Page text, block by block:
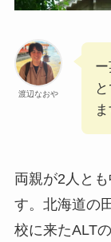
渡辺なおや
両親が2人と
す。北海道の
校に来たALT